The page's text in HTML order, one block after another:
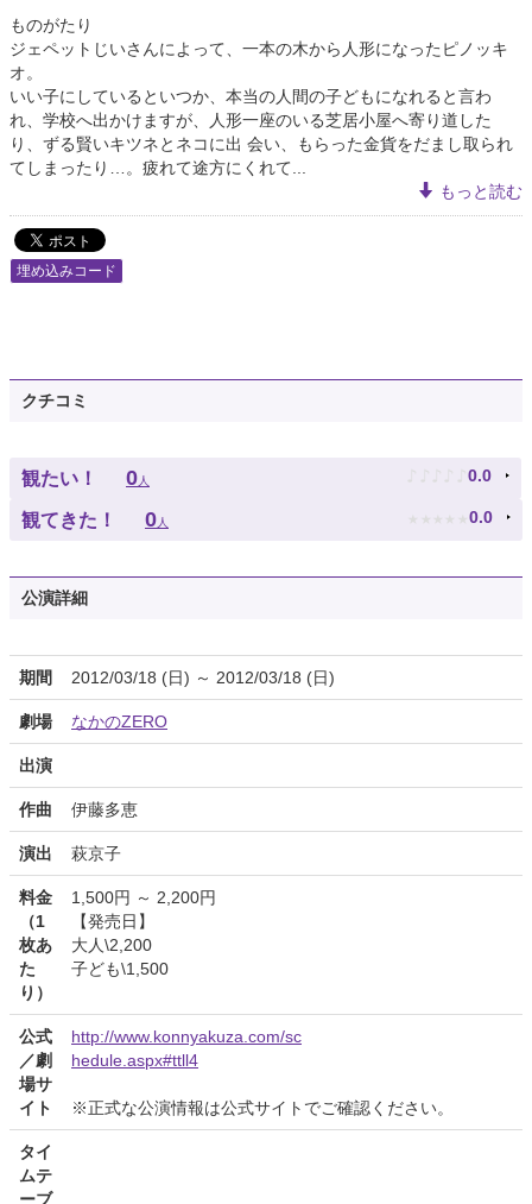
ものがたり
ジェペットじいさんによって、一本の木から人形になったピノッキ
オ。
いい子にしているといつか、本当の人間の子どもになれると言わ
れ、学校へ出かけますが、人形一座のいる芝居小屋へ寄り道した
り、ずる賢いキツネとネコに出 会い、もらった金貨をだまし取られ
てしまったり…。疲れて途方にくれて...
もっと読む
埋め込みコード
クチコミ
観たい！ 0人 ♪ ♪ ♪ ♪ ♪ 0.0
観てきた！ 0人 ★ ★ ★ ★ ★ 0.0
公演詳細
期間 2012/03/18 (日) ～ 2012/03/18 (日)
劇場 なかのZERO
出演
作曲 伊藤多恵
演出 萩京子
料金
（1
枚あ
た
り）
1,500円 ～ 2,200円
【発売日】
大人\2,200
子ども\1,500
公式
／劇
場サ
イト
http://www.konnyakuza.com/sc
hedule.aspx#ttll4
※正式な公演情報は公式サイトでご確認ください。
タイ
ムテ
ーブ